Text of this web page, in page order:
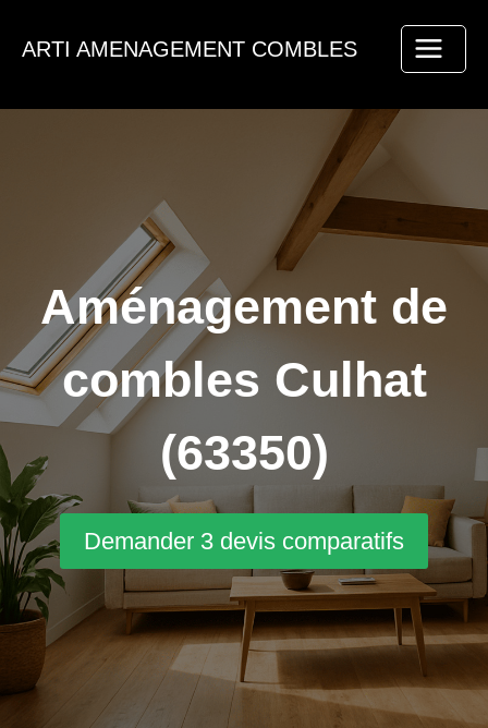
ARTI AMENAGEMENT COMBLES
Aménagement de
combles Culhat
(63350)
Demander 3 devis comparatifs